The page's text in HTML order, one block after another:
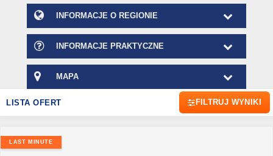
INFORMACJE O REGIONIE
INFORMACJE PRAKTYCZNE
MAPA
LISTA OFERT FILTRUJ WYNIKI
LAST MINUTE